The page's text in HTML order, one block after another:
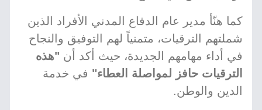
كما هنّأ مدير عام الدفاع المدني الأفراد الذين
شملتهم الترقيات، متمنياً لهم التوفيق والنجاح
في أداء مهامهم الجديدة، حيث أكد أن "هذه
الترقيات حافز لمواصلة العطاء" في خدمة
الدين والوطن.